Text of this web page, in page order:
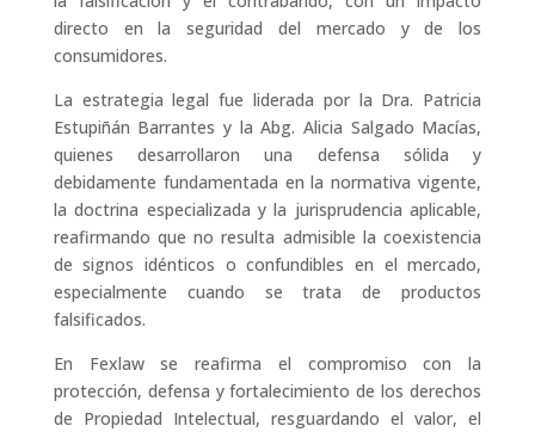
directo en la seguridad del mercado y de los
consumidores.
La estrategia legal fue liderada por la Dra. Patricia
Estupiñán Barrantes y la Abg. Alicia Salgado Macías,
quienes desarrollaron una defensa sólida y
debidamente fundamentada en la normativa vigente,
la doctrina especializada y la jurisprudencia aplicable,
reafirmando que no resulta admisible la coexistencia
de signos idénticos o confundibles en el mercado,
especialmente cuando se trata de productos
falsificados.
En Fexlaw se reafirma el compromiso con la
protección, defensa y fortalecimiento de los derechos
de Propiedad Intelectual, resguardando el valor, el